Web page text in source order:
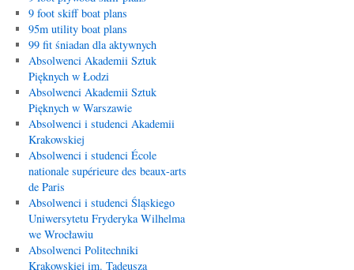
9 foot skiff boat plans
95m utility boat plans
99 fit śniadan dla aktywnych
Absolwenci Akademii Sztuk
Pięknych w Łodzi
Absolwenci Akademii Sztuk
Pięknych w Warszawie
Absolwenci i studenci Akademii
Krakowskiej
Absolwenci i studenci École
nationale supérieure des beaux-arts
de Paris
Absolwenci i studenci Śląskiego
Uniwersytetu Fryderyka Wilhelma
we Wrocławiu
Absolwenci Politechniki
Krakowskiej im. Tadeusza